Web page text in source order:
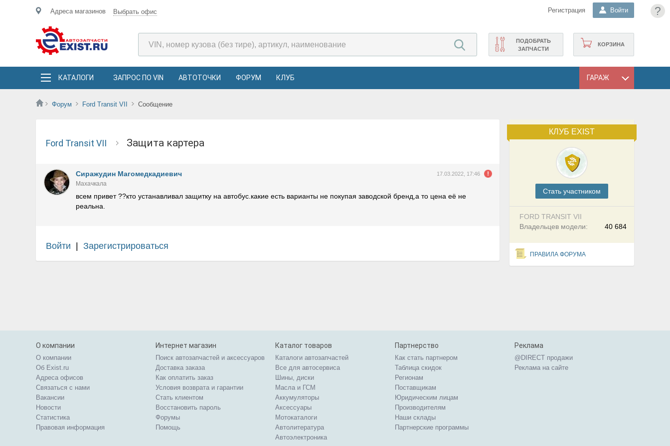
?
Адреса магазинов Выбрать офис Регистрация Войти
КОРЗИНА
ПОДОБРАТЬ
ЗАПЧАСТИ
КАТАЛОГИ ЗАПРОС ПО VIN АВТОТОЧКИ ФОРУМ КЛУБ ГАРАЖ
Форум Ford Transit VII Сообщение
КЛУБ EXIST
Cтать участником
FORD TRANSIT VII
40 684
Владельцев модели:
ПРАВИЛА ФОРУМА
Ford Transit VII защита картера
Сиражудин Магомедкадиевич 17.03.2022, 17:46
Махачкала
всем привет ??кто устанавливал защитку на автобус.какие есть варианты не покупая заводской бренд,а то цена её не
реальна.
Войти Зарегистрироваться
О компании
О компании
Об Exist.ru
Адреса офисов
Связаться с нами
Вакансии
Новости
Статистика
Правовая информация
Интернет магазин
Поиск автозапчастей и аксессуаров
Доставка заказа
Как оплатить заказ
Условия возврата и гарантии
Стать клиентом
Восстановить пароль
Форумы
Помощь
Каталог товаров
Каталоги автозапчастей
Все для автосервиса
Шины, диски
Масла и ГСМ
Аккумуляторы
Аксессуары
Мотокаталоги
Автолитература
Автоэлектроника
Партнерство
Как стать партнером
Таблица скидок
Регионам
Поставщикам
Юридическим лицам
Производителям
Наши склады
Партнерские программы
Реклама
@DIRECT продажи
Реклама на сайте